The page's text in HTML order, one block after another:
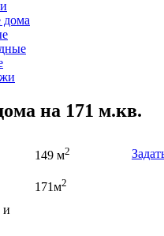
на 171 м.кв.
149 м2
171м2
и